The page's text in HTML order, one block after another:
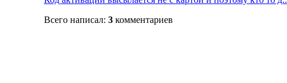
Всего написал: 3 комментариев